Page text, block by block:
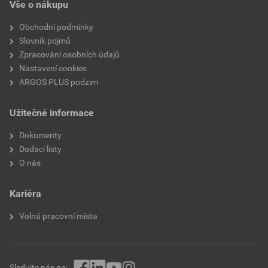
Vše o nákupu
Obchodní podmínky
Slovník pojmů
Zpracování osobních údajů
Nastavení cookies
ARGOS PLUS podzim
Užitečné informace
Dokumenty
Dodací listy
O nás
Kariéra
Volná pracovní místa